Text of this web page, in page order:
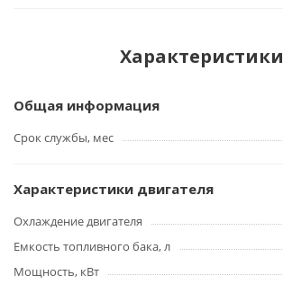
Характеристики
Общая информация
Срок службы, мес
Характеристики двигателя
Охлаждение двигателя
Емкость топливного бака, л
Мощность, кВт